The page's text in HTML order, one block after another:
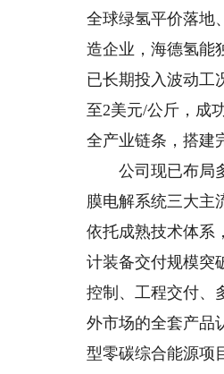
全球绿氢平价落地
造企业，海德氢能
已长期投入波动工
至2美元/公斤，成
全产业链条，搭建
公司现已布局多
膜电解系统三大主
依托成熟技术体系
计装备交付规模突
控制、工程交付、
外市场的全套产品
型零碳综合能源项